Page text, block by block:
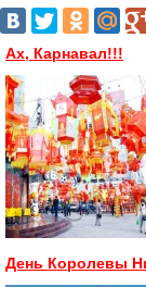
Ах, Карнавал!!!
День Королевы